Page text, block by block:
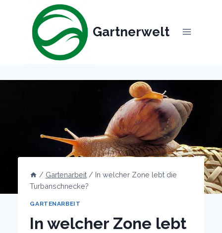
Gartnerwelt
/ Gartenarbeit / In welcher Zone lebt die
Turbanschnecke?
GARTENARBEIT
In welcher Zone lebt